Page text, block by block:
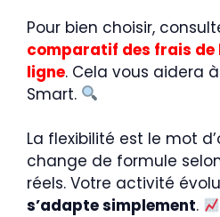
Pour bien choisir,
comparatif des frais de
ligne. Cela vous aidera
Smart.
La flexibilité est le mot
change de formule
réels. Votre activité
s’adapte simplement.